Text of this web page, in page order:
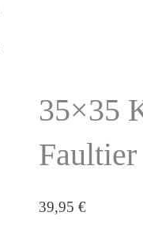
35×35
Faultier
39,95 €